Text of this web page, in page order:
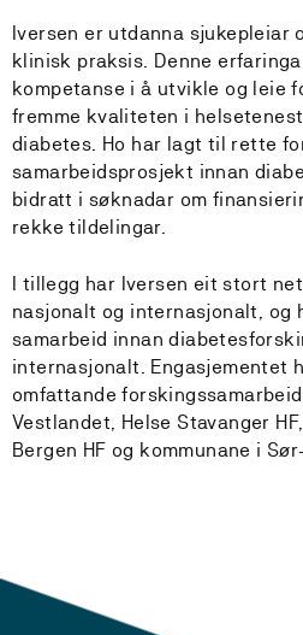
Iversen er utdanna sjukepleiar
klinisk praksis. Denne
kompetanse i å utvikle og leie
fremme kvaliteten i
diabetes. Ho har lagt til rette
samarbeidsprosjekt innan
bidratt i søknadar om
rekke tildelingar.
I tillegg har Iversen eit stort
nasjonalt og internasjonalt, og
samarbeid innan
internasjonalt. Engasjementet
omfattande
Vestlandet, Helse Stavanger
Bergen HF og kommunane i